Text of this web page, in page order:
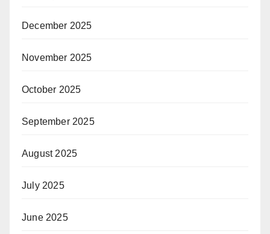
December 2025
November 2025
October 2025
September 2025
August 2025
July 2025
June 2025